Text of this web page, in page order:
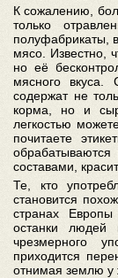
К сожалению,
только
полуфабрикаты,
мясо. Известно,
но её
мясного
содержат не
корма, но и
легкостью
почитаете
составами,
Те, кто
становится
странах
останки людей
чрезмерного
приходится
отнимая землю у